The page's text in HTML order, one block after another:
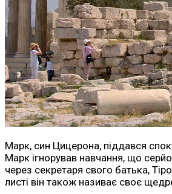
Марк, син Цицерона, піддався
Марк ігнорував навчання, що
через секретаря свого батька,
листі він також називає своє